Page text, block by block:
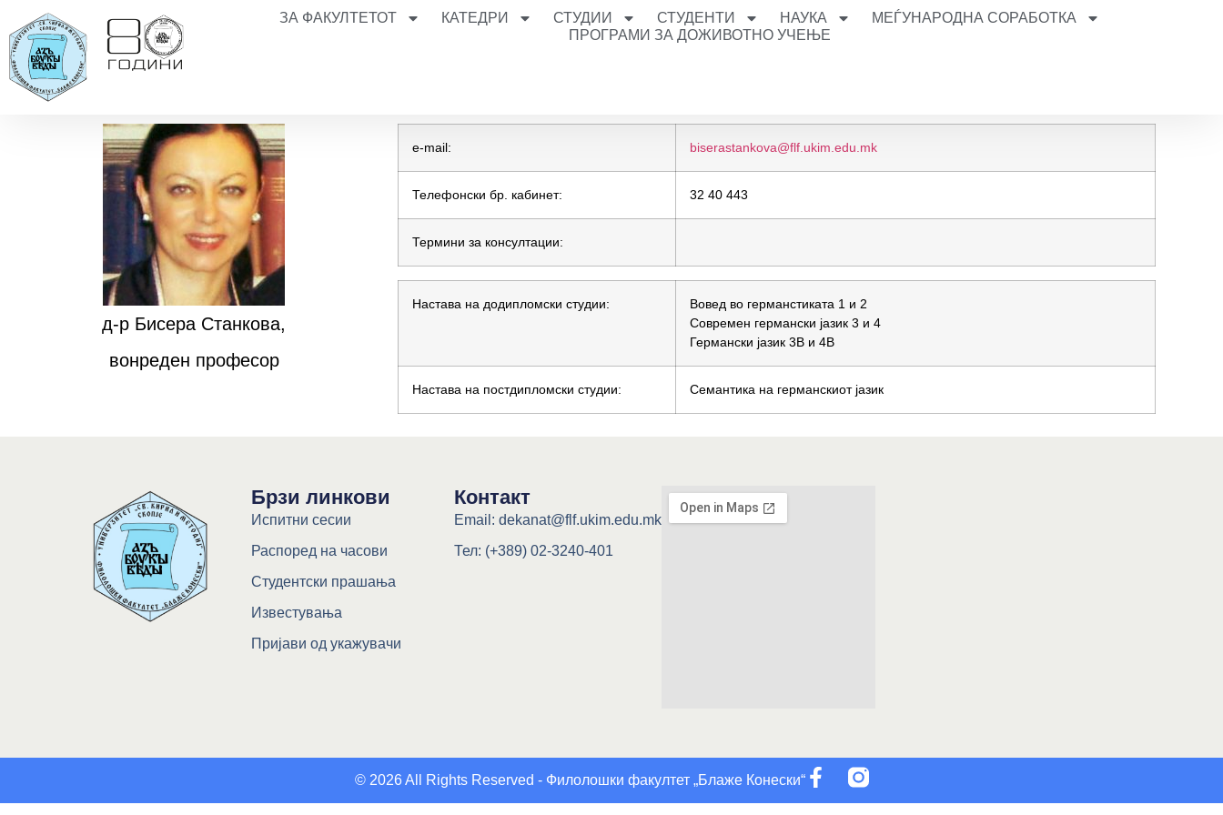
ЗА ФАКУЛТЕТОТ КАТЕДРИ СТУДИИ СТУДЕНТИ НАУКА
МЕЃУНАРОДНА СОРАБОТКА
ПРОГРАМИ ЗА ДОЖИВОТНО УЧЕЊЕ
д-р Бисера Станкова,
вонреден професор
e-mail: biserastankova@flf.ukim.edu.mk
Телефонски бр. кабинет: 32 40 443
Термини за консултации:
Настава на додипломски студии:
Вовед во германстиката 1 и 2
Современ германски јазик 3 и 4
Германски јазик 3В и 4В
Настава на постдипломски студии: Семантика на германскиот јазик
Брзи линкови
Испитни сесии
Распоред на часови
Студентски прашања
Известувања
Пријави од укажувачи
Контакт
Email: dekanat@flf.ukim.edu.mk
Тел: (+389) 02-3240-401
© 2026 All Rights Reserved - Филолошки факултет „Блаже Конески“